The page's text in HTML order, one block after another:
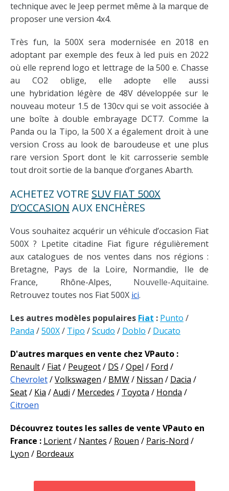
technique avec le Jeep permet même à la marque de
proposer une version 4x4.
Très fun, la 500X sera modernisée en 2018 en
adoptant par exemple des feux à led puis en 2022
où elle reprend logo et lettrage de la 500 e. Chasse
au CO2 oblige, elle adopte elle aussi
une hybridation légère de 48V développée sur le
nouveau moteur 1.5 de 130cv qui se voit associée à
une boîte à double embrayage DCT7. Comme la
Panda ou la Tipo, la 500 X a également droit à une
version Cross au look de baroudeuse et une plus
rare version Sport dont le kit carrosserie semble
tout droit sortie de la banque d’organes Abarth.
ACHETEZ VOTRE SUV FIAT 500X
D’OCCASION AUX ENCHÈRES
Vous souhaitez acquérir un véhicule d’occasion Fiat
500X ? Lpetite citadine Fiat figure régulièrement
aux catalogues de nos ventes dans nos régions :
Bretagne, Pays de la Loire, Normandie, Ile de
France, Rhône-Alpes, Nouvelle-Aquitaine.
Retrouvez toutes nos Fiat 500X ici.
Les autres modèles populaires Fiat : Punto /
Panda /500X/ Tipo /Scudo / Doblo / Ducato
D'autres marques en vente chez VPauto :
Renault/ Fiat/ Peugeot/ DS /Opel / Ford /
Chevrolet/Volkswagen / BMW/ Nissan / Dacia /
Seat/ Kia /Audi / Mercedes / Toyota / Honda /
Citroen
Découvrez toutes les salles de vente VPauto en
France : Lorient/ Nantes / Rouen / Paris-Nord /
Lyon / Bordeaux